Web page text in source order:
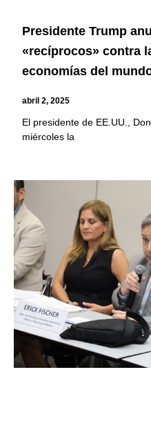
Presidente Trump
«recíprocos» contra
economías del
abril 2, 2025
El presidente de EE.UU.,
miércoles la